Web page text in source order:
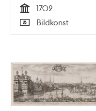
Tid
1702
Typ
Bildkonst